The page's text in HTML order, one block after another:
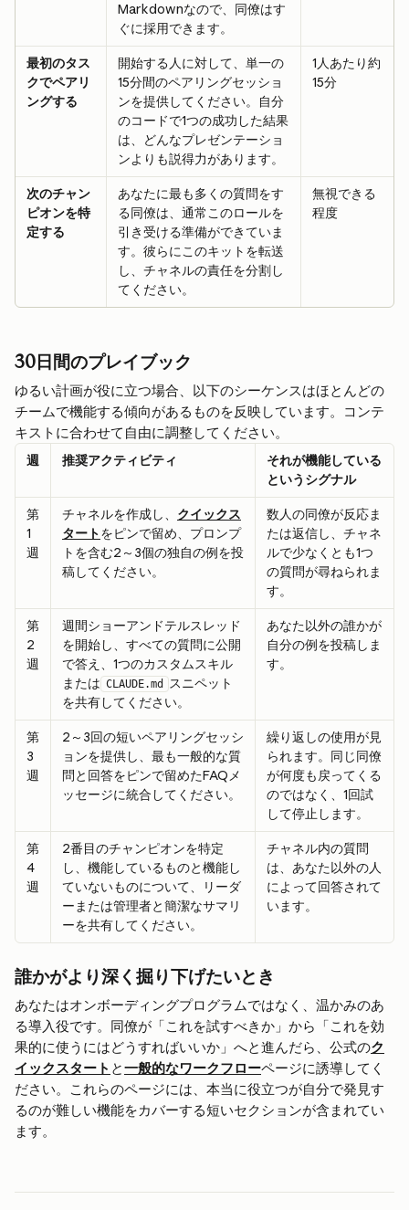
Markdownなので、同僚はす
ぐに採用できます。
最初のタス
クでペアリ
ングする
開始する人に対して、単一の
15分間のペアリングセッショ
ンを提供してください。自分
のコードで1つの成功した結果
は、どんなプレゼンテーショ
ンよりも説得力があります。
1人あたり約
15分
次のチャン
ピオンを特
定する
あなたに最も多くの質問をす
る同僚は、通常このロールを
引き受ける準備ができていま
す。彼らにこのキットを転送
し、チャネルの責任を分割し
てください。
無視できる
程度
30日間のプレイブック
ゆるい計画が役に立つ場合、以下のシーケンスはほとんどの
チームで機能する傾向があるものを反映しています。コンテ
キストに合わせて自由に調整してください。
週 推奨アクティビティ
それが機能している
というシグナル
第
1
週
チャネルを作成し、 クイックス
タートをピンで留め、プロンプ
トを含む2～3個の独自の例を投
稿してください。
数人の同僚が反応ま
たは返信し、チャネ
ルで少なくとも1つ
の質問が尋ねられま
す。
第
2
週
週間ショーアンドテルスレッド
を開始し、すべての質問に公開
で答え、1つのカスタムスキル
または CLAUDE.md
スニペット
を共有してください。
あなた以外の誰かが
自分の例を投稿しま
す。
第
3
週
2～3回の短いペアリングセッシ
ョンを提供し、最も一般的な質
問と回答をピンで留めたFAQメ
ッセージに統合してください。
繰り返しの使用が見
られます。同じ同僚
が何度も戻ってくる
のではなく、1回試
して停止します。
第
4
週
2番目のチャンピオンを特定
し、機能しているものと機能し
ていないものについて、リーダ
ーまたは管理者と簡潔なサマリ
ーを共有してください。
チャネル内の質問
は、あなた以外の人
によって回答されて
います。
誰かがより深く掘り下げたいとき
あなたはオンボーディングプログラムではなく、温かみのあ
る導入役です。同僚が「これを試すべきか」から「これを効
果的に使うにはどうすればいいか」へと進んだら、公式のク
イックスタート と一般的なワークフローページに誘導してく
ださい。これらのページには、本当に役立つが自分で発見す
るのが難しい機能をカバーする短いセクションが含まれてい
ます。